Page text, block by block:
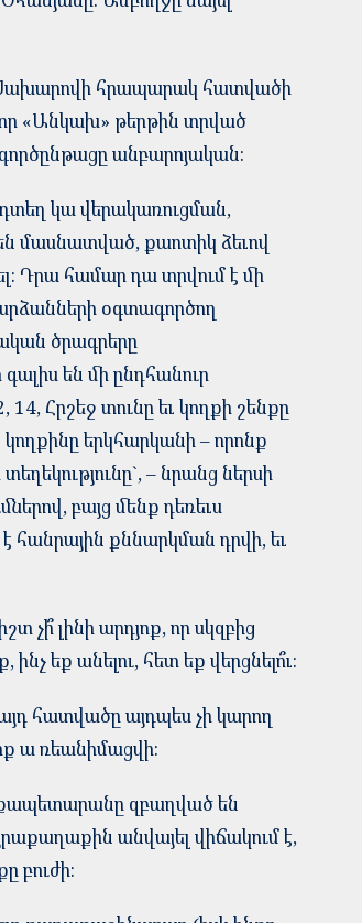
Սախարովի հրապարակ հատվածի
որ «Անկախ» թերթին տրված
գործընթացը անբարոյական:
կա վերակառուցման,
մասնատված, քաոտիկ ձեւով
Դրա համար դա տրվում է մի
օգտագործող
ծրագրերը
են մի ընդհանուր
Հրշեջ տունը եւ կողքի շենքը
երկհարկանի – որոնք
– նրանց ներսի
բայց մենք դեռեւս
հանրային քննարկման դրվի, եւ
չի՞ լինի արդյոք, որ սկզբից
եք անելու, հետ եք վերցնելո՞ւ:
հատվածը այդպես չի կարող
ա ռեանիմացվի:
զբաղված են
անվայել վիճակում է,
բուժի: